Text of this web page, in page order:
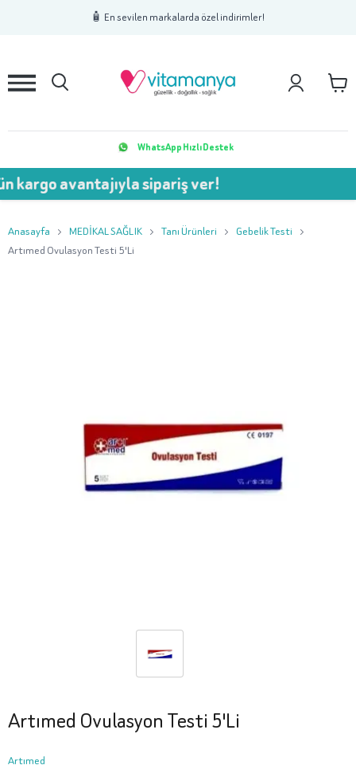
🧴 En sevilen markalarda özel indirimler!
2 3
WhatsApp Hızlı Destek
kargo avantajıyla sipariş ver!
Anasayfa MEDİKAL SAĞLIK Tanı Ürünleri
Gebelik Testi
Artımed Ovulasyon Testi 5'Li
Artımed Ovulasyon Testi 5'Li
Artımed